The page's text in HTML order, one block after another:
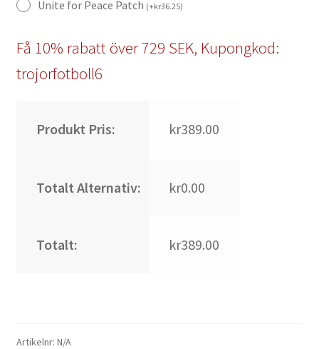
Unite for Peace Patch (+kr36.25)
Få 10% rabatt över 729 SEK, Kupongkod:
trojorfotboll6
Produkt Pris: kr389.00
Totalt Alternativ: kr0.00
Totalt: kr389.00
Artikelnr: N/A